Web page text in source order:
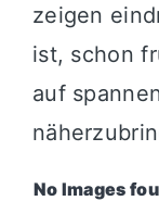
zeigen
ist, schon
auf
No Images